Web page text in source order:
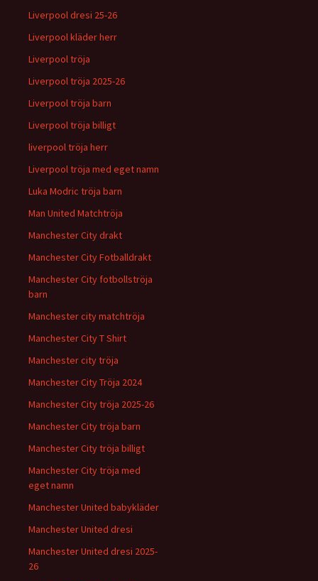
Liverpool dresi 25-26
Liverpool kläder herr
Liverpool tröja
Liverpool tröja 2025-26
Liverpool tröja barn
Liverpool tröja billigt
liverpool tröja herr
Liverpool tröja med eget namn
Luka Modric tröja barn
Man United Matchtröja
Manchester City drakt
Manchester City Fotballdrakt
Manchester City fotbollströja
barn
Manchester city matchtröja
Manchester City T Shirt
Manchester city tröja
Manchester City Tröja 2024
Manchester City tröja 2025-26
Manchester City tröja barn
Manchester City tröja billigt
Manchester City tröja med
eget namn
Manchester United babykläder
Manchester United dresi
Manchester United dresi 2025-
26